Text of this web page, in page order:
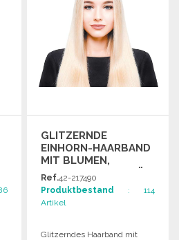
GLITZERNDE
EINHORN-HAARBAND
MIT BLUMEN,
ERWACHSENENGRÖSSE Z
U G
ROSSHANDELSPREISEN
Ref.42-217490
Produktbestand : 114
Artikel
Glitzerndes Haarband mit